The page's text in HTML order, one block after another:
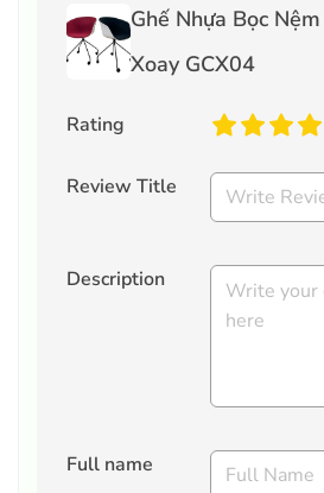
Ghế Nhựa Bọc
Xoay GCX04
Rating
Review Title
Description
Full name